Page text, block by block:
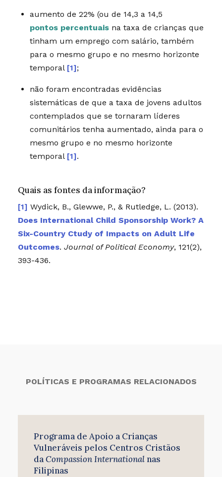
aumento de 22% (ou de 14,3 a 14,5
pontos percentuaisna taxa de crianças que
tinham um emprego com salário, também
para o mesmo grupo e no mesmo horizonte
temporal [1];
não foram encontradas evidências
sistemáticas de que a taxa de jovens adultos
contemplados que se tornaram líderes
comunitários tenha aumentado, ainda para o
mesmo grupo e no mesmo horizonte
temporal [1].
Quais as fontes da informação?
Wydick, B., Glewwe, P., & Rutledge, L. (2013).
Does International Child Sponsorship Work? A
Six-Country Ctudy of Impacts on Adult Life
Outcomes. Journal of Political Economy, 121(2),
393-436.
POLÍTICAS E PROGRAMAS RELACIONADOS
Programa de Apoio a Crianças
Vulneráveis pelos Centros Cristãos
daCompassion Internationalnas
Filipinas